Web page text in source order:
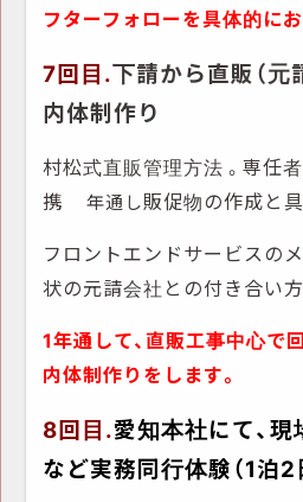
フターフォローを具体的にお
7回目.下請から直販（元
内体制作り
村松式直販管理方法 。 専任
携 年通し販促物の作成と
フロントエンドサービスの
状の元請会社との付き合い
1年通して、直販工事中心で
内体制作りをします。
8回目.愛知本社にて、現
など実務同行体験（1泊2